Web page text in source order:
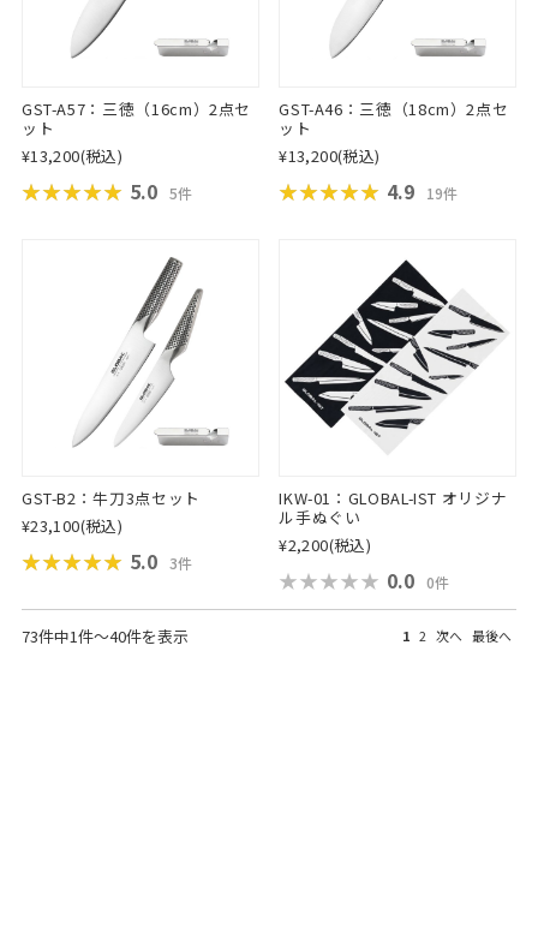
GST-A57：三徳（16cm）2点セ
ット
¥13,200(税込)
★★★★★
★★★★★ 5.0 5件
GST-A46：三徳（18cm）2点セ
ット
¥13,200(税込)
★★★★★
★★★★★ 4.9 19件
GST-B2：牛刀3点セット
¥23,100(税込)
★★★★★
★★★★★ 5.0 3件
IKW-01：GLOBAL-IST オリジナ
ル手ぬぐい
¥2,200(税込)
★★★★★
★★★★★ 0.0 0件
73件中1件～40件を表示 1 2 次へ 最後へ